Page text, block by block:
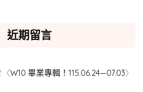
近期留言
〈W10 畢業專輯！115.06.24—07.03〉